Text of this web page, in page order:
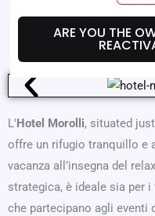
ARE YOU THE
L'Hotel Morolli, situated just
offre un rifugio tranquillo e
vacanza all’insegna del
strategica, è ideale sia per
che partecipano agli eventi